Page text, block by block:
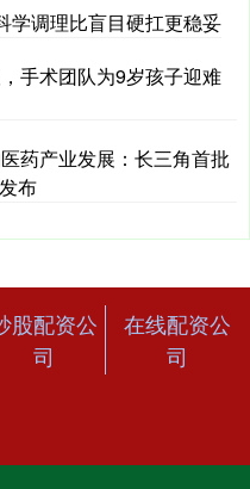
学调理比盲目硬扛更稳妥
手术团队为9岁孩子迎难
药产业发展：长三角首批
布
股配资公
司
在线配资公
司